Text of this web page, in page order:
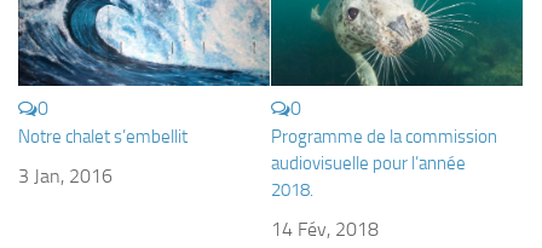
Sorties 2016
Sorties 2015
0
Notre chalet s’embellit
3 Jan, 2016
0
Programme de la commission
audiovisuelle pour l’année
2018.
14 Fév, 2018